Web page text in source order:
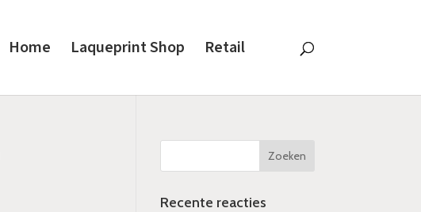
Home Laqueprint Shop Retail
Recente reacties